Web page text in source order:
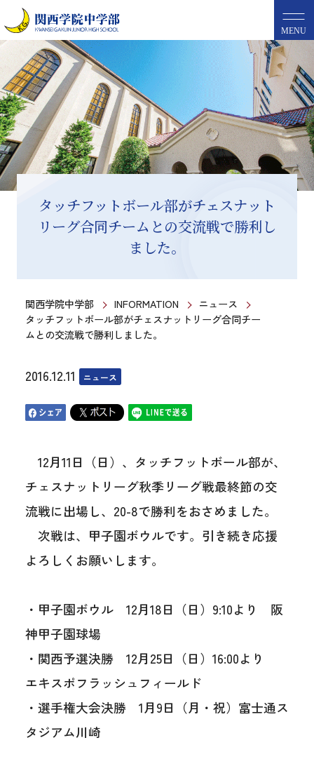
MENU
タッチフットボール部がチェスナット
リーグ合同チームとの交流戦で勝利し
ました。
関西学院中学部 INFORMATION
ニュース
タッチフットボール部がチェスナットリーグ合同チー
ムとの交流戦で勝利しました。
2016.12.11 ニュース
12月11日（日）、タッチフットボール部が、
チェスナットリーグ秋季リーグ戦最終節の交
流戦に出場し、20-8で勝利をおさめました。
次戦は、甲子園ボウルです。引き続き応援
よろしくお願いします。
・甲子園ボウル 12月18日（日）9:10より 阪
神甲子園球場
・関西予選決勝 12月25日（日）16:00より
エキスポフラッシュフィールド
・選手権大会決勝 1月9日（月・祝）富士通ス
タジアム川崎